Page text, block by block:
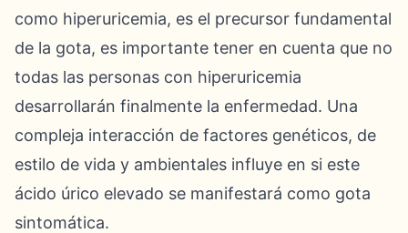
como hiperuricemia, es el precursor fundamental
de la gota, es importante tener en cuenta que no
todas las personas con hiperuricemia
desarrollarán finalmente la enfermedad. Una
compleja interacción de factores genéticos, de
estilo de vida y ambientales influye en si este
ácido úrico elevado se manifestará como gota
sintomática.